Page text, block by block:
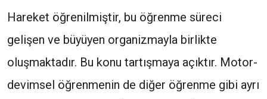
Hareket öğrenilmiştir, bu öğrenme süreci
gelişen ve büyüyen organizmayla birlikte
oluşmaktadır. Bu konu tartışmaya açıktır. Motor-
devimsel öğrenmenin de diğer öğrenme gibi ayrı